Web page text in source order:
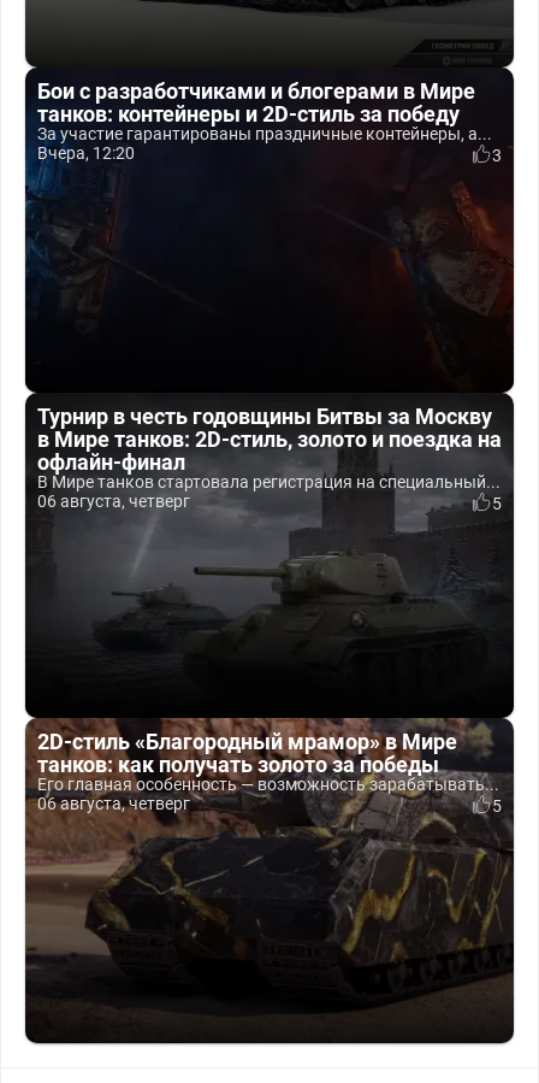
Бои с разработчиками и блогерами в Мире
танков: контейнеры и 2D-стиль за победу
За участие гарантированы праздничные контейнеры, а...
Вчера, 12:20
3
Турнир в честь годовщины Битвы за Москву
в Мире танков: 2D-стиль, золото и поездка на
офлайн-финал
В Мире танков стартовала регистрация на специальный...
06 августа, четверг
5
2D-стиль «Благородный мрамор» в Мире
танков: как получать золото за победы
Его главная особенность — возможность зарабатывать...
06 августа, четверг
5